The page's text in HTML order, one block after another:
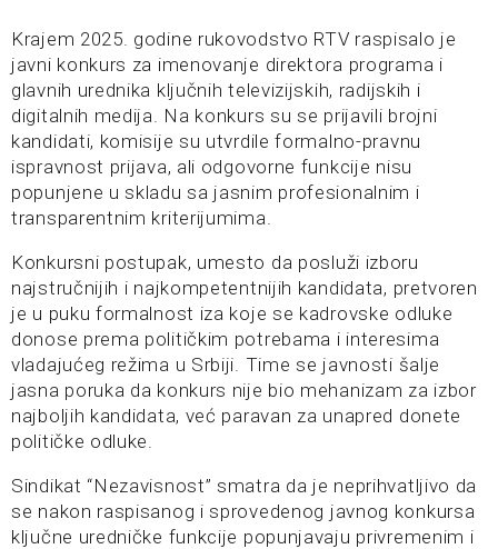
Krajem 2025. godine rukovodstvo RTV raspisalo je
javni konkurs za imenovanje direktora programa i
glavnih urednika ključnih televizijskih, radijskih i
digitalnih medija. Na konkurs su se prijavili brojni
kandidati, komisije su utvrdile formalno-pravnu
ispravnost prijava, ali odgovorne funkcije nisu
popunjene u skladu sa jasnim profesionalnim i
transparentnim kriterijumima.
Konkursni postupak, umesto da posluži izboru
najstručnijih i najkompetentnijih kandidata, pretvoren
je u puku formalnost iza koje se kadrovske odluke
donose prema političkim potrebama i interesima
vladajućeg režima u Srbiji. Time se javnosti šalje
jasna poruka da konkurs nije bio mehanizam za izbor
najboljih kandidata, već paravan za unapred donete
političke odluke.
Sindikat “Nezavisnost” smatra da je neprihvatljivo da
se nakon raspisanog i sprovedenog javnog konkursa
ključne uredničke funkcije popunjavaju privremenim i